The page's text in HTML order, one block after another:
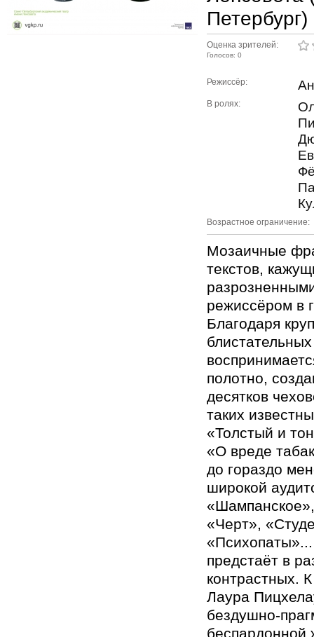
Петербург)
Оценка зрителей:
Голосов: 0
Режиссёр:
В ролях:
Возрастное ограничение:
Мозаичные
текстов,
режиссёром в
Благодаря
полотно,
десятков
таких
«Толстый и
«О вреде
до гораздо
широкой
«Черт»,
предстаёт в
контрастных.
Лаура
бездушно-